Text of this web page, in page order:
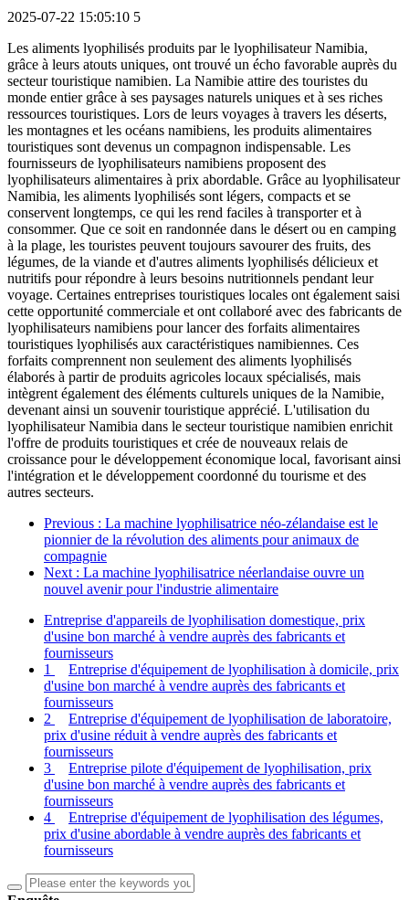
2025-07-22 15:05:10 5
Les aliments lyophilisés produits par le lyophilisateur Namibia,
grâce à leurs atouts uniques, ont trouvé un écho favorable auprès du
secteur touristique namibien. La Namibie attire des touristes du
monde entier grâce à ses paysages naturels uniques et à ses riches
ressources touristiques. Lors de leurs voyages à travers les déserts,
les montagnes et les océans namibiens, les produits alimentaires
touristiques sont devenus un compagnon indispensable. Les
fournisseurs de lyophilisateurs namibiens proposent des
lyophilisateurs alimentaires à prix abordable. Grâce au lyophilisateur
Namibia, les aliments lyophilisés sont légers, compacts et se
conservent longtemps, ce qui les rend faciles à transporter et à
consommer. Que ce soit en randonnée dans le désert ou en camping
à la plage, les touristes peuvent toujours savourer des fruits, des
légumes, de la viande et d'autres aliments lyophilisés délicieux et
nutritifs pour répondre à leurs besoins nutritionnels pendant leur
voyage. Certaines entreprises touristiques locales ont également saisi
cette opportunité commerciale et ont collaboré avec des fabricants de
lyophilisateurs namibiens pour lancer des forfaits alimentaires
touristiques lyophilisés aux caractéristiques namibiennes. Ces
forfaits comprennent non seulement des aliments lyophilisés
élaborés à partir de produits agricoles locaux spécialisés, mais
intègrent également des éléments culturels uniques de la Namibie,
devenant ainsi un souvenir touristique apprécié. L'utilisation du
lyophilisateur Namibia dans le secteur touristique namibien enrichit
l'offre de produits touristiques et crée de nouveaux relais de
croissance pour le développement économique local, favorisant ainsi
l'intégration et le développement coordonné du tourisme et des
autres secteurs.
Previous : La machine lyophilisatrice néo-zélandaise est le
pionnier de la révolution des aliments pour animaux de
compagnie
Next : La machine lyophilisatrice néerlandaise ouvre un
nouvel avenir pour l'industrie alimentaire
Entreprise d'appareils de lyophilisation domestique, prix
d'usine bon marché à vendre auprès des fabricants et
fournisseurs
1
Entreprise d'équipement de lyophilisation à domicile, prix
d'usine bon marché à vendre auprès des fabricants et
fournisseurs
2
Entreprise d'équipement de lyophilisation de laboratoire,
prix d'usine réduit à vendre auprès des fabricants et
fournisseurs
3
Entreprise pilote d'équipement de lyophilisation, prix
d'usine bon marché à vendre auprès des fabricants et
fournisseurs
4
Entreprise d'équipement de lyophilisation des légumes,
prix d'usine abordable à vendre auprès des fabricants et
fournisseurs